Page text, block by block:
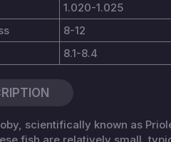
1.020-1.025
8-12
8.1-8.4
scientifically known as